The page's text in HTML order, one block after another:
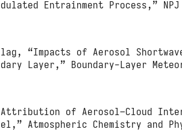
Entrainment Process,” NPJ
“Impacts of Aerosol
Layer,” Boundary-Layer
of Aerosol–Cloud
Atmospheric Chemistry and